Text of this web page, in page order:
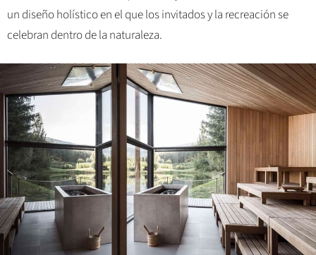
un diseño holístico en el que los invitados y la recreación se
celebran dentro de la naturaleza.